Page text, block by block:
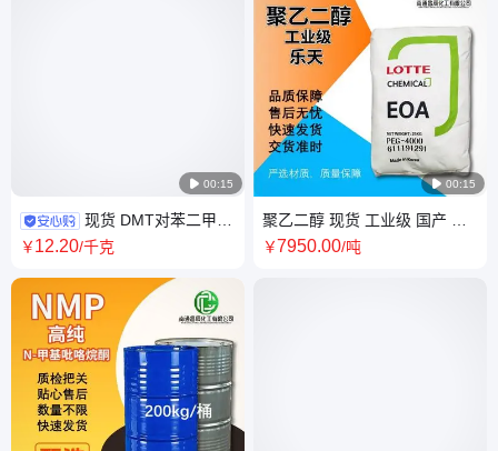
 00:15
现货 DMT对苯二甲酸
二甲酯 球状 进口 支持分包 拿
￥12.20/千克
 00:15
聚乙二醇 现货 工业级 国产 进
口 PEG 2000 4000 6000 乐天
￥7950.00/吨